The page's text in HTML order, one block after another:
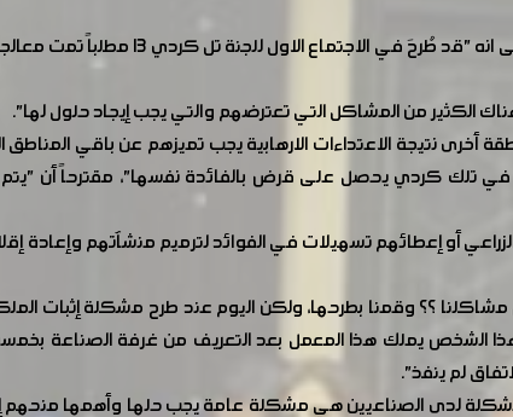
الكثير من المشاكل التي تعترضهم والتي يجب إيجاد حلول لها".
لموضوع التمويل قال الدبس : "إذا كانت هذه المنطقة المنكوبة والتي يوجد مثلها 50 منطقة أخرى نتيجة الاعتداءات الارهابية يجب
على قرض بفائدة 10% وكذلك المعمل المتضرر في تلك كردي يحصل على قرض بالفائدة نفسها"،
أو إعطائهم تسهيلات في الفوائد لترميم منشآتهم وإعادة
؟؟ وقمنا بطرحها، ولكن اليوم عند طرح مشكلة إثبات
هذا الشخص يملك هذا المعمل بعد التعريف من غرفة الصناعة
لم ينفذ".
لدى الصناعيين هي مشكلة عامة يجب حلها وأهمها منحهم